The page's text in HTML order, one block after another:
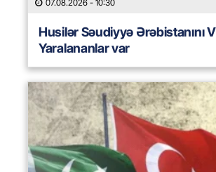
07.08.2026 - 10:30
Husilər Səudiyyə Ərəbistanını
Yaralananlar var